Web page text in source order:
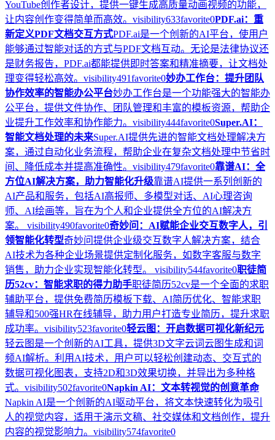
YouTube创作者设计，提供一键生成高质量动画视频的功能，
让内容创作变得简单而高效。 visibility633favorite0PDF.ai：重
新定义PDF文档交互方式PDF.ai是一个创新的AI平台，使用户
能够通过智能对话的方式与PDF文档互动。无论是法律协议还
是财务报告，PDF.ai都能提供即时答案和精准摘要，让文档处
理变得轻松高效。 visibility491favorite0妙办工作台：提升团队
协作效率的智能办公平台妙办工作台是一个功能强大的智能办
公平台，提供文件协作、团队管理和丰富的模板资源，帮助企
业提升工作效率和协作能力。 visibility444favorite0Super.AI：
智能文档处理的未来Super.AI提供先进的智能文档处理解决方
案，通过自动化业务流程，帮助企业在复杂文档处理中节省时
间、降低成本并提高准确性。 visibility479favorite0靠谱AI：全
方位AI解决方案，助力智能化升级靠谱AI提供一系列创新的
AI产品和服务，包括AI高报师、多模型对话、AI心理咨询
师、AI绘画等，旨在为个人和企业提供全方位的AI解决方
案。 visibility490favorite0奇妙问：AI赋能企业交互数字人，引
领智能化转型奇妙问提供企业级交互数字人解决方案，结合
AI技术为各种企业场景提供定制化服务，如数字客服与数字
销售，助力企业实现智能化转型。 visibility544favorite0职徒简
历52cv：智能求职的得力助手职徒简历52cv是一个全面的求职
辅助平台，提供免费简历模板下载、AI简历优化、智能求职
辅导和500强HR在线辅导，助力用户打造专业简历，提升求职
成功率。 visibility523favorite0轻云图：开启数据可视化新纪元
轻云图是一个创新的AI工具，提供3D文字云词云图生成和词
频AI解析。利用AI技术，用户可以轻松创建动态、交互式的
数据可视化图表，支持2D和3D效果切换，并导出为多种格
式。 visibility502favorite0Napkin AI：文本转视觉的创意革命
Napkin AI是一个创新的AI驱动平台，将文本快速转化为吸引
人的视觉内容，适用于演示文稿、社交媒体和文档创作，提升
内容的视觉影响力。 visibility574favorite0